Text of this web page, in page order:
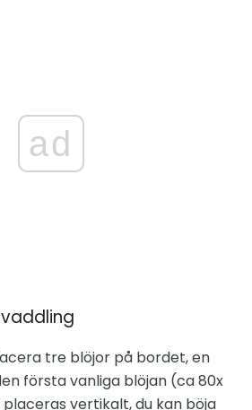
ad
tre blöjor på bordet, en
första vanliga blöjan (ca 80x
vertikalt, du kan böja